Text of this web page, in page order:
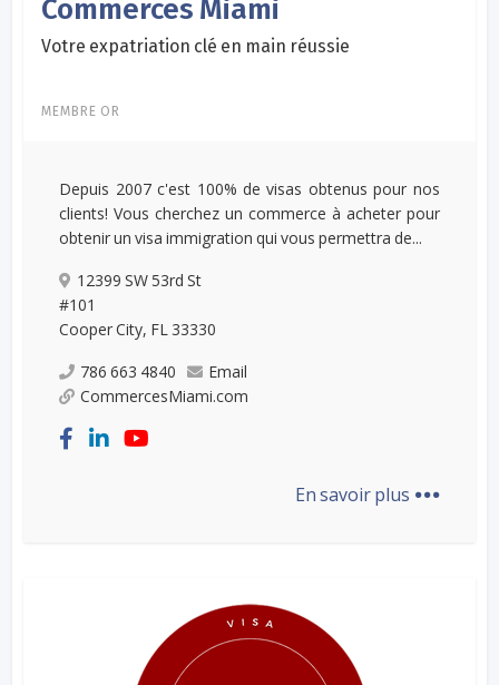
Commerces Miami
Votre expatriation clé en main réussie
MEMBRE OR
Depuis 2007 c'est 100% de visas obtenus pour nos
clients! Vous cherchez un commerce à acheter pour
obtenir un visa immigration qui vous permettra de...
12399 SW 53rd St
#101
Cooper City, FL 33330
786 663 4840
Email
CommercesMiami.com
En savoir plus ...